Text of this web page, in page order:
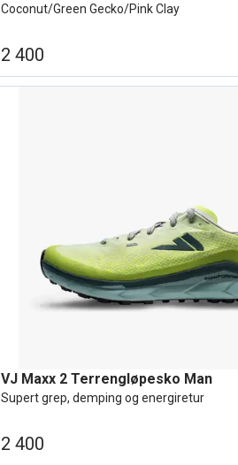
Coconut/Green Gecko/Pink Clay
2 400
VJ Maxx 2 Terrengløpesko Man
Supert grep, demping og energiretur
2 400